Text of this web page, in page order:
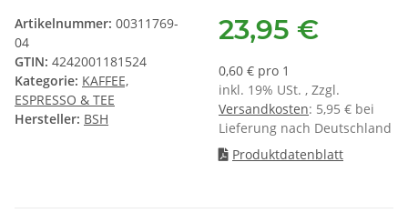
Artikelnummer: 00311769-
04
GTIN: 4242001181524
Kategorie: KAFFEE,
ESPRESSO & TEE
Hersteller: BSH
23,95 €
0,60 € pro 1
inkl. 19% USt. , Zzgl.
Versandkosten: 5,95 € bei
Lieferung nach Deutschland
Produktdatenblatt